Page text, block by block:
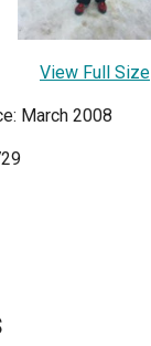
View Full Size
March 2008